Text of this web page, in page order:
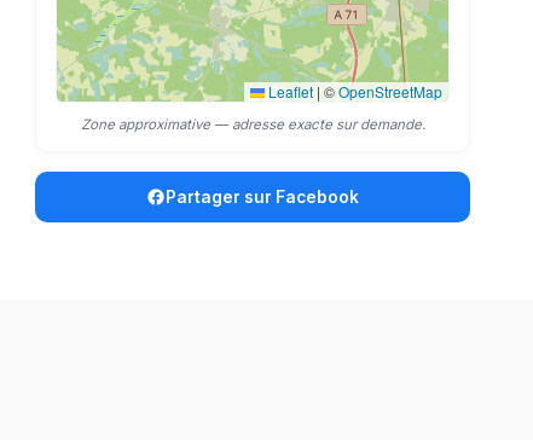
Leaflet | ©OpenStreetMap
Zone approximative — adresse exacte sur demande.
Partager sur Facebook